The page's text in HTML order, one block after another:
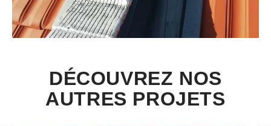
DÉCOUVREZ NOS
AUTRES PROJETS